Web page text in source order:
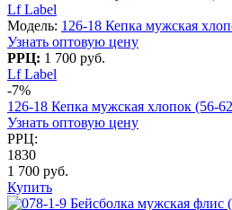
Lf Label
Модель: 126-18 Кепка мужская
Узнать оптовую цену
РРЦ: 1 700 руб.
Lf Label
-7%
126-18 Кепка мужская хлопок (56-
Узнать оптовую цену
РРЦ:
1830
1 700 руб.
Купить